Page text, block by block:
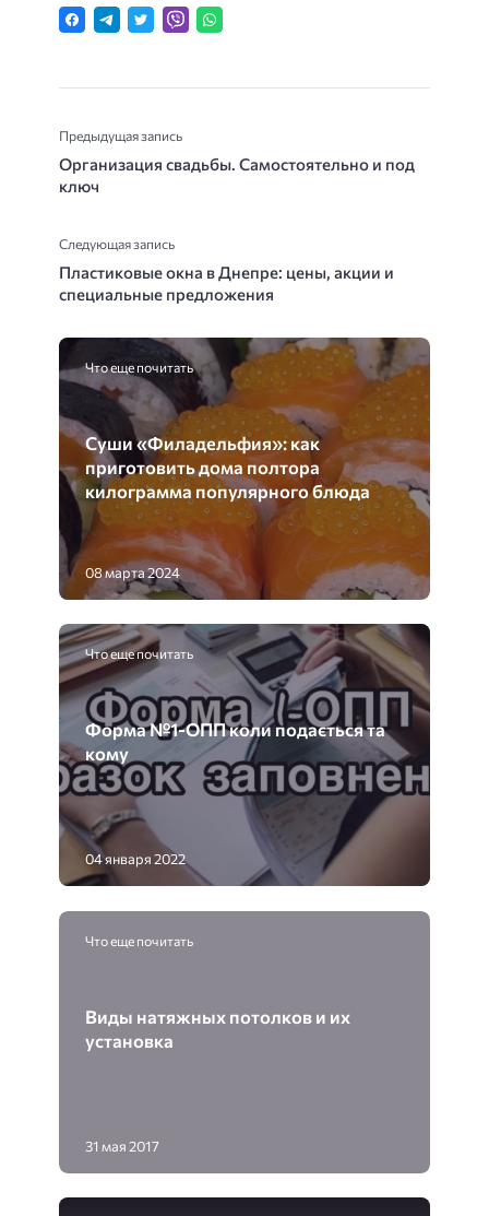
Предыдущая запись
Организация свадьбы. Самостоятельно и под
ключ
Следующая запись
Пластиковые окна в Днепре: цены, акции и
специальные предложения
Что еще почитать
Суши «Филадельфия»: как
приготовить дома полтора
килограмма популярного блюда
08 марта 2024
Что еще почитать
Форма №1-ОПП коли подається та
кому
04 января 2022
Что еще почитать
Виды натяжных потолков и их
установка
31 мая 2017